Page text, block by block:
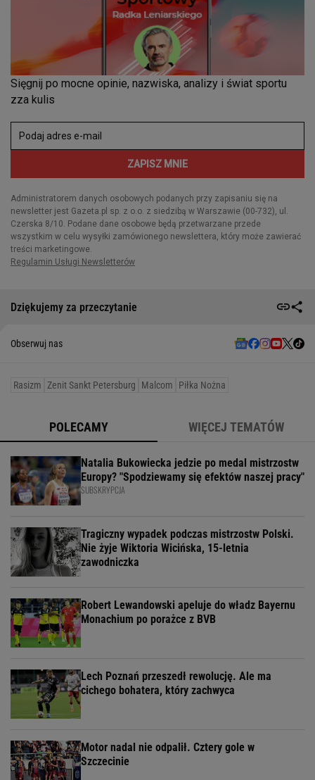
Dziękujemy za przeczytanie
Obserwuj nas
Rasizm Zenit Sankt Petersburg Malcom Piłka Nożna
POLECAMY WIĘCEJ TEMATÓW
Natalia Bukowiecka jedzie po medal mistrzostw
Europy? "Spodziewamy się efektów naszej pracy"
SUBSKRYPCJA
Tragiczny wypadek podczas mistrzostw Polski.
Nie żyje Wiktoria Wicińska, 15-letnia
zawodniczka
Robert Lewandowski apeluje do władz Bayernu
Monachium po porażce z BVB
Lech Poznań przeszedł rewolucję. Ale ma
cichego bohatera, który zachwyca
Motor nadal nie odpalił. Cztery gole w
Szczecinie